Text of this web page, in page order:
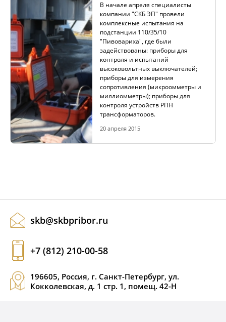
ИСПЫТАНИЯ НА НАГРЕВ (ТЕСТ ОХЛАЖДЕНИЯ)
ДИАГНОСТИКА УСТРОЙСТВ РПН СИЛОВЫХ
ТРАНСФОРМАТОРОВ
КОМПЛЕКТЫ ДЛЯ ЭЛЕКТРОТЕХНИЧЕСКИХ
ЛАБОРАТОРИЙ (ЭТЛ)
ПОДОБРАТЬ ПРИБОР
В начале апреля специалисты
компании "СКБ ЭП" провели
комплексные испытания на
подстанции 110/35/10
"Пивовариха", где были
задействованы: приборы для
контроля и испытаний
высоковольтных выключателей;
приборы для измерения
сопротивления (микроомметры и
миллиомметры); приборы для
контроля устройств РПН
трансформаторов.
20 апреля 2015
skb@skbpribor.ru
+7 (812) 210-00-58
196605, Россия, г. Санкт-Петербург, ул.
Кокколевская, д. 1 стр. 1, помещ. 42-Н